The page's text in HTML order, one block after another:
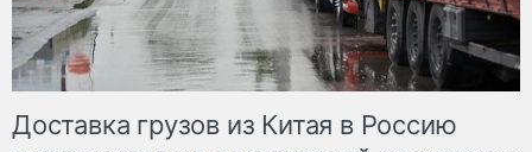
Доставка грузов из Китая в Россию